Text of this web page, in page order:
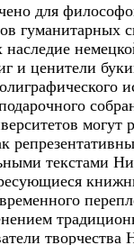
для
гуманитарных
наследие
и ценители
могут
текстами